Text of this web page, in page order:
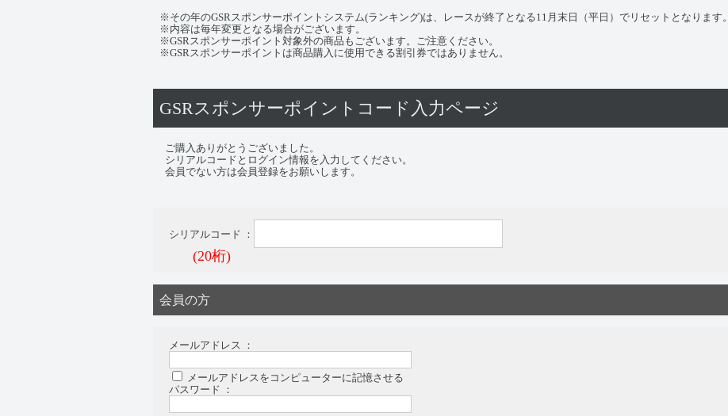
※その年のGSRスポンサーポイントシステム(ランキング)は、レースが終了となる11月末日（平日）でリセットとなります。
※内容は毎年変更となる場合がございます。
※GSRスポンサーポイント対象外の商品もございます。ご注意ください。
※GSRスポンサーポイントは商品購入に使用できる割引券ではありません。
GSRスポンサーポイントコード入力ページ
ご購入ありがとうございました。
シリアルコードとログイン情報を入力してください。
会員でない方は会員登録をお願いします。
シリアルコード ：
(20桁)
会員の方
メールアドレス ：
メールアドレスをコンピューターに記憶させる
パスワード ：